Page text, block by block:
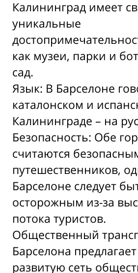
Калининград имеет
уникальные
как музеи, парки и
сад.
Язык: В Барселоне
каталонском и
Калининграде – на
Безопасность: Обе
считаются
путешественников,
Барселоне следует
осторожным из-за
потока туристов.
Общественный
Барселона
развитую сеть